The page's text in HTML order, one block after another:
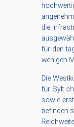
die
für den
wenigen
Die
für Sylt
sowie
befinden